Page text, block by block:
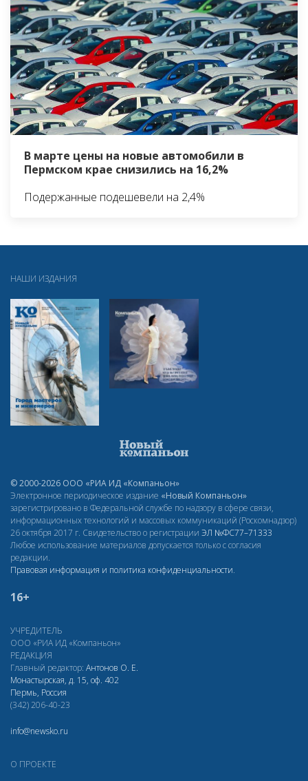
В марте цены на новые автомобили в
Пермском крае снизились на 16,2%
Подержанные подешевели на 2,4%
НАШИ ИЗДАНИЯ
© 2000-2026 ООО «РИА ИД «Компаньон»
Электронное периодическое издание «Новый Компаньон»
зарегистрировано в Федеральной службе по надзору в сфере связи,
информационных технологий и массовых коммуникаций (Роскомнадзор)
26 октября 2017 г. Свидетельство о регистрации ЭЛ №ФС77–71333
Любое использование материалов допускается только с согласия
редакции.
Правовая информация и политика конфиденциальности.
16+
УЧРЕДИТЕЛЬ
ООО «РИА ИД «Компаньон»
РЕДАКЦИЯ
Главный редактор: Антонов О. Е.
Монастырская, д. 15, оф. 402
Пермь, Россия
(342) 206-40-23
info@newsko.ru
О ПРОЕКТЕ